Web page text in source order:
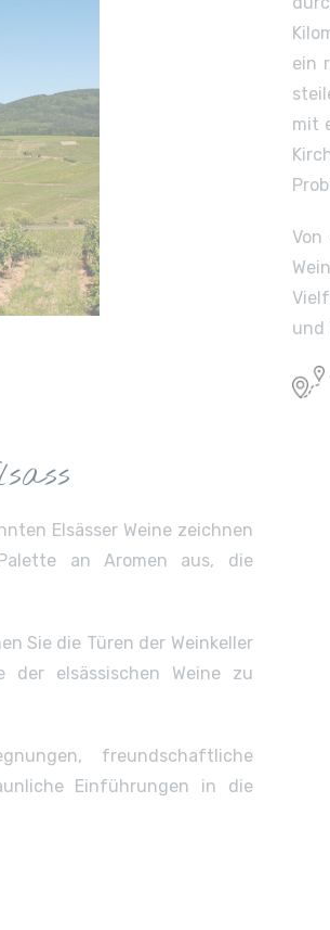
ein
mit
Von
und
Elsässer Weine zeichnen
an Aromen aus, die
Sie die Türen der Weinkeller
der elsässischen Weine zu
freundschaftliche
Einführungen in die